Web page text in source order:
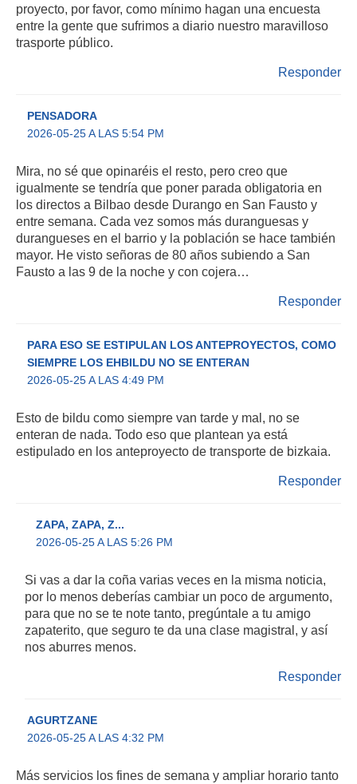
proyecto, por favor, como mínimo hagan una encuesta
entre la gente que sufrimos a diario nuestro maravilloso
trasporte público.
Responder
PENSADORA
2026-05-25 A LAS 5:54 PM
Mira, no sé que opinaréis el resto, pero creo que
igualmente se tendría que poner parada obligatoria en
los directos a Bilbao desde Durango en San Fausto y
entre semana. Cada vez somos más duranguesas y
durangueses en el barrio y la población se hace también
mayor. He visto señoras de 80 años subiendo a San
Fausto a las 9 de la noche y con cojera…
Responder
PARA ESO SE ESTIPULAN LOS ANTEPROYECTOS, COMO
SIEMPRE LOS EHBILDU NO SE ENTERAN
2026-05-25 A LAS 4:49 PM
Esto de bildu como siempre van tarde y mal, no se
enteran de nada. Todo eso que plantean ya está
estipulado en los anteproyecto de transporte de bizkaia.
Responder
ZAPA, ZAPA, Z...
2026-05-25 A LAS 5:26 PM
Si vas a dar la coña varias veces en la misma noticia,
por lo menos deberías cambiar un poco de argumento,
para que no se te note tanto, pregúntale a tu amigo
zapaterito, que seguro te da una clase magistral, y así
nos aburres menos.
Responder
AGURTZANE
2026-05-25 A LAS 4:32 PM
Más servicios los fines de semana y ampliar horario tanto